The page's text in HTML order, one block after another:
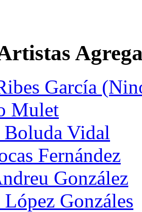
García
Mulet
Boluda Vidal
Fernández
González
Gonzáles